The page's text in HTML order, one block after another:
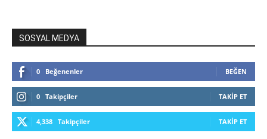
SOSYAL MEDYA
0 Beğenenler BEĞEN
0 Takipçiler TAKIP ET
4,338 Takipçiler TAKIP ET